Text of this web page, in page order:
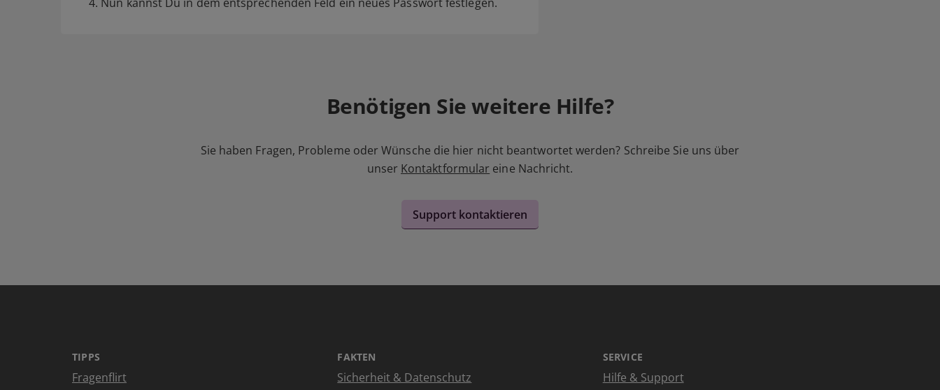
Benötigen Sie weitere Hilfe?
Sie haben Fragen, Probleme oder Wünsche die hier nicht beantwortet werden? Schreibe Sie uns über
unser Kontaktformular eine Nachricht.
Support kontaktieren
TIPPS
Fragenflirt
FAKTEN
Sicherheit & Datenschutz
SERVICE
Hilfe & Support